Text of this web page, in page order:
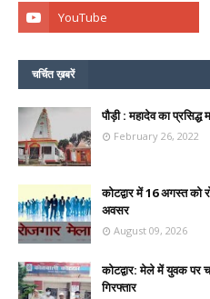
चर्चित ख़बरें
पौड़ी : महादेव का
February 26, 2022
कोटद्वार में 16 अगस्त को
अवसर
August 09, 2026
कोटद्वार: मेले में युवक पर
गिरफ्तार